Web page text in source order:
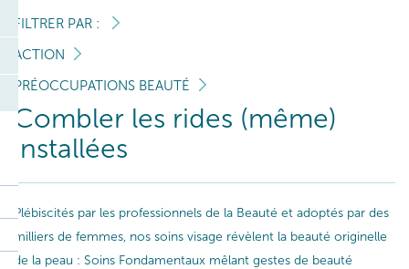
FILTRER PAR :
ACTION
PRÉOCCUPATIONS BEAUTÉ
Combler les rides (même)
installées
Plébiscités par les professionnels de la Beauté et adoptés par des
milliers de femmes, nos soins visage révèlent la beauté originelle
de la peau : Soins Fondamentaux mêlant gestes de beauté